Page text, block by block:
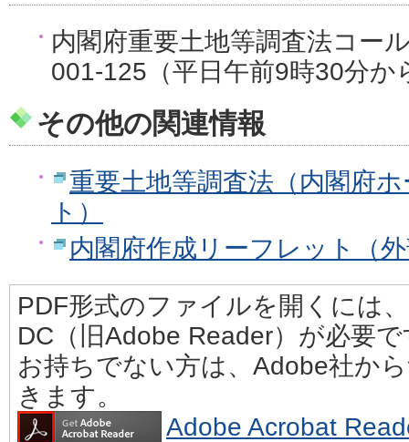
内閣府重要土地等調査法コ
001-125（平日午前9時30分か
その他の関連情報
重要土地等調査法（内閣府
ト）
内閣府作成リーフレット（
PDF形式のファイルを開くには
DC（旧Adobe Reader）が必要
お持ちでない方は、Adobe社か
きます。
Adobe Acrobat